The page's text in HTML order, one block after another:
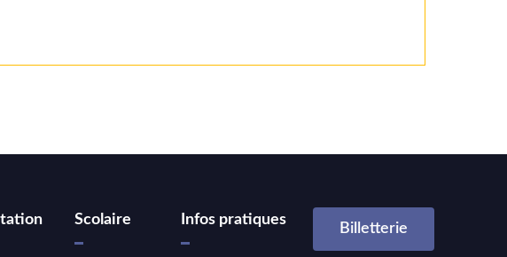
Scolaire Infos pratiques
Billetterie